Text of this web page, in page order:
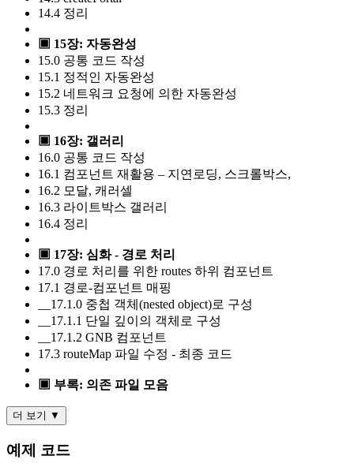
14.4 정리
▣ 15장: 자동완성
15.0 공통 코드 작성
15.1 정적인 자동완성
15.2 네트워크 요청에 의한 자동완성
15.3 정리
▣ 16장: 갤러리
16.0 공통 코드 작성
16.1 컴포넌트 재활용 – 지연로딩, 스크롤박스,
16.2 모달, 캐러셀
16.3 라이트박스 갤러리
16.4 정리
▣ 17장: 심화 - 경로 처리
17.0 경로 처리를 위한 routes 하위 컴포넌트
17.1 경로-컴포넌트 매핑
__17.1.0 중첩 객체(nested object)로 구성
__17.1.1 단일 깊이의 객체로 구성
__17.1.2 GNB 컴포넌트
17.3 routeMap 파일 수정 - 최종 코드
▣ 부록: 의존 파일 모음
더 보기 ▼
예제 코드